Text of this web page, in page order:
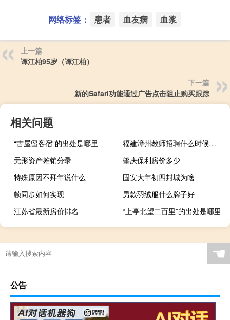
网络标签： 患者 血友病 血浆
上一篇
谭江柏95岁（谭江柏）
下一篇
新的Safari功能通过广告点击阻止购买跟踪
相关问题
“古屋留客宿”的出处是哪里
福建漳州教师招聘什么时候报名
无形资产摊销分录
肇庆保利房价多少
特殊原因不拜年说什么
固安大年初四封城为啥
帧同步如何实现
男款羽绒服什么牌子好
江苏省最新房价排名
“上亭北望二百里”的出处是哪里
☚
公告